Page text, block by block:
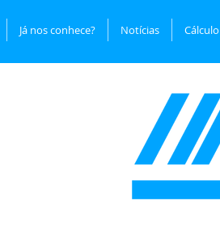
Já nos conhece? Notícias